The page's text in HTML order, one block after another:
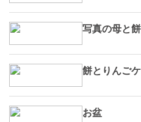
写真の母と
餅とりんご
お盆